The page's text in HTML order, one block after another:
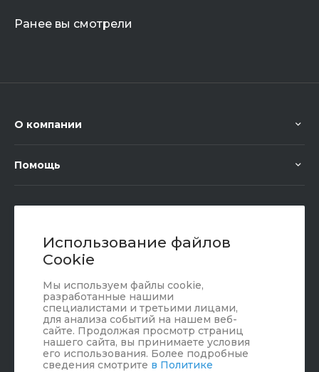
Использование файлов
Cookie
Мы используем файлы cookie,
разработанные нашими
специалистами и третьими лицами,
для анализа событий на нашем веб-
сайте. Продолжая просмотр страниц
нашего сайта, вы принимаете условия
его использования. Более подробные
сведения смотрите в Политике
Ранее вы смотрели
О компании
Помощь
г. Юрюзань, ул. Пролетарская, 101